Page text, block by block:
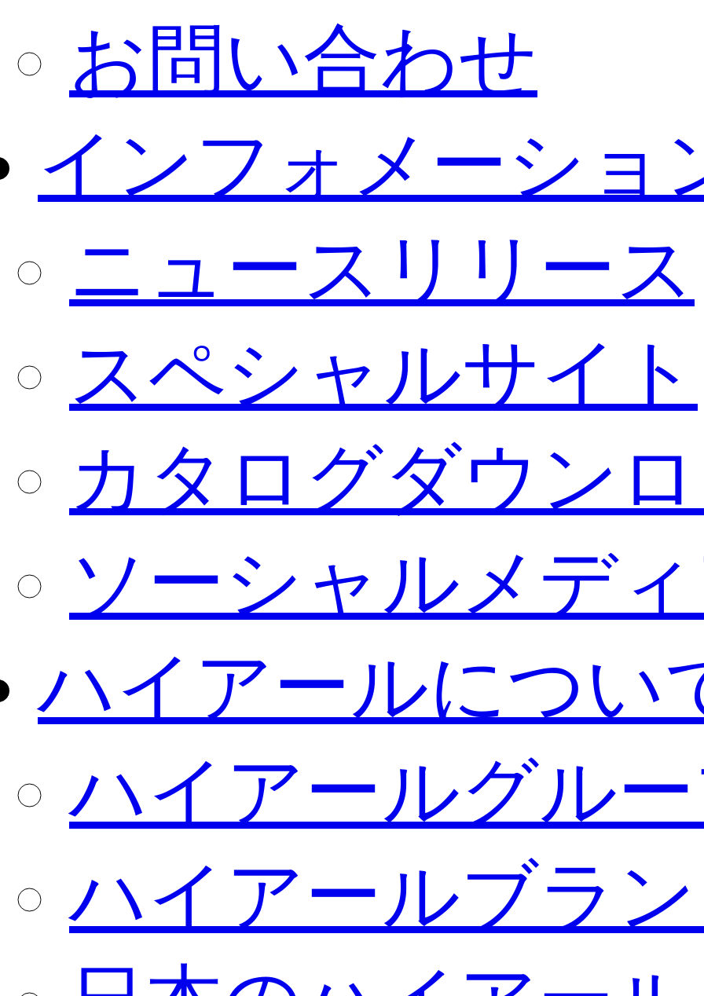
お問い合わせ
インフォメーショ
ニュースリリース
スペシャルサイト
カタログダウン
ソーシャルメデ
ハイアールについ
ハイアールグル
ハイアールブラ